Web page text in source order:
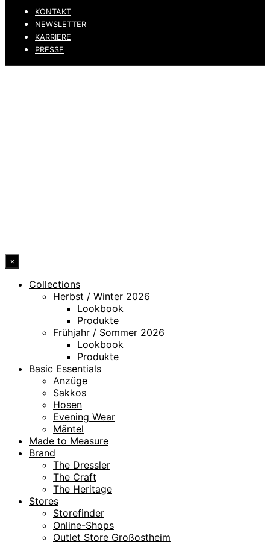
KONTAKT
NEWSLETTER
KARRIERE
PRESSE
×
Collections
Herbst / Winter 2026
Lookbook
Produkte
Frühjahr / Sommer 2026
Lookbook
Produkte
Basic Essentials
Anzüge
Sakkos
Hosen
Evening Wear
Mäntel
Made to Measure
Brand
The Dressler
The Craft
The Heritage
Stores
Storefinder
Online-Shops
Outlet Store Großostheim